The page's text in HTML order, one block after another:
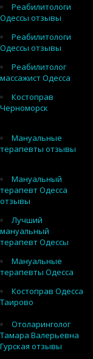
Реабилитологи
Одессы отзывы
Реабилитологи
Одессы отзывы
Реабилитолог
массажист Одесса
Костоправ
Черноморск
Мануальные
терапевты отзывы
Мануальный
терапевт Одесса
отзывы
Лучший
мануальный
терапевт Одессы
Мануальные
терапевты Одесса
Костоправ Одесса
Таирово
Отоларинголог
Тамара Валерьевна
Гурская отзывы